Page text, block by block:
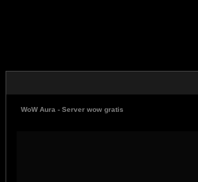
WoW Aura - Server wow gratis